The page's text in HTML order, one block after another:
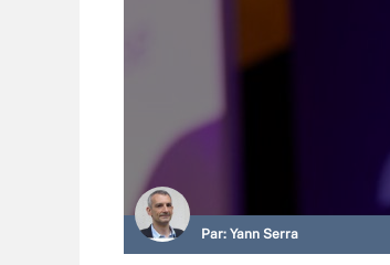
Par: Yann Serra